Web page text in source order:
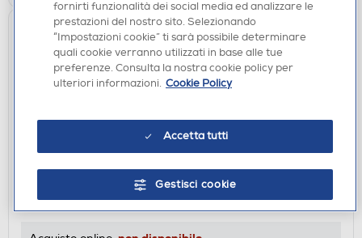
AUDIO TECHNICA - AT-LP120XUSB-BK-Nero
fornirti funzionalità dei social media ed analizzare le
prestazioni del nostro sito. Selezionando
“Impostazioni cookie” ti sarà possibile determinare
quali cookie verranno utilizzati in base alle tue
preferenze. Consulta la nostra cookie policy per
ulteriori informazioni. Cookie Policy
Accetta tutti
Gestisci cookie